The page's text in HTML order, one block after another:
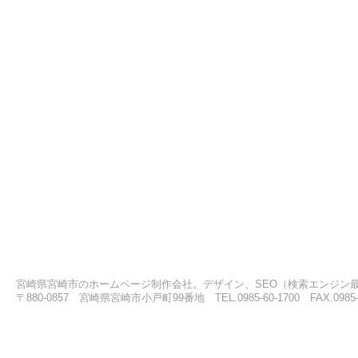
宮崎県宮崎市のホームページ制作会社。デザイン、SEO（検索エンジ
〒880-0857 宮崎県宮崎市小戸町99番地 TEL.0985-60-1700